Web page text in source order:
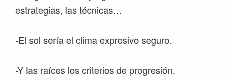
estrategias, las técnicas…
-El sol sería el clima expresivo seguro.
-Y las raíces los criterios de progresión.